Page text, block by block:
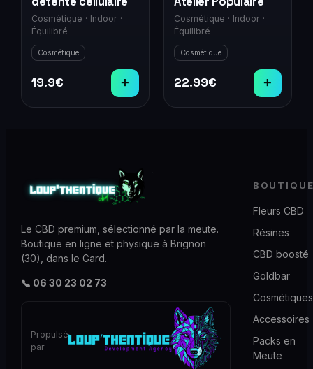
Cosmétique · Indoor ·
Équilibré
Cosmétique
19.9€ +
Cosmétique · Indoor ·
Équilibré
Cosmétique
22.99€ +
Le CBD premium, sélectionné par la meute.
Boutique en ligne et physique à Brignon
(30), dans le Gard.
📞 06 30 23 02 73
Propulsé
par
Fleurs CBD
Résines
CBD boosté
Goldbar
Cosmétiques
Accessoires
Packs en
Meute